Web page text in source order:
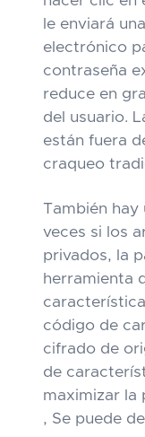
le enviará
electrónico
contraseña
reduce en
del usuario.
están fuera
craqueo
También hay
veces si los
privados, la
herramienta
código de
cifrado de
de
maximizar la
, Se puede